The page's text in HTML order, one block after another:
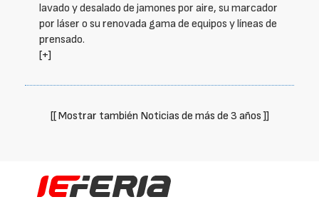
lavado y desalado de jamones por aire, su marcador
por láser o su renovada gama de equipos y líneas de
prensado.
[+]
[[ Mostrar también Noticias de más de 3 años ]]